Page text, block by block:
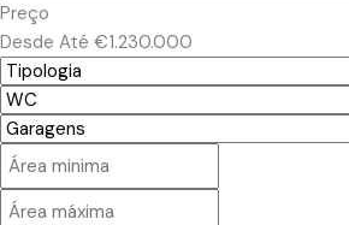
Preço
Desde Até €1.230.000